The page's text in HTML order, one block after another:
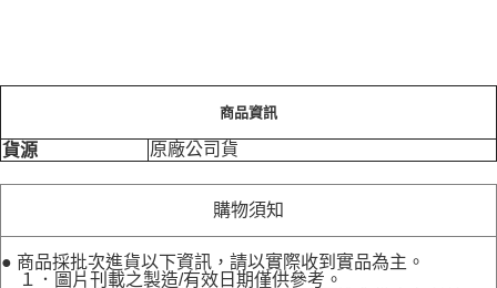
商品資訊
貨源 原廠公司貨
購物須知
● 商品採批次進貨以下資訊，請以實際收到實品為主。
１．圖片刊載之製造/有效日期僅供參考。